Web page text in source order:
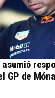
asumió
GP de